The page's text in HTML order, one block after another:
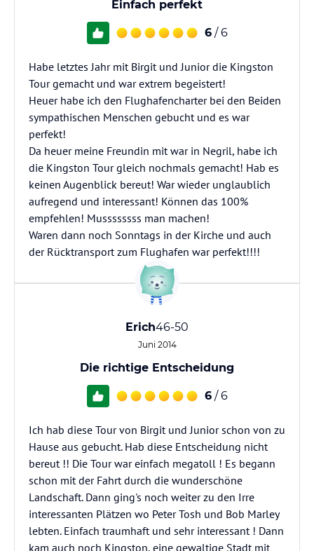
Einfach perfekt
6 / 6
Habe letztes Jahr mit Birgit und Junior die Kingston
Tour gemacht und war extrem begeistert!
Heuer habe ich den Flughafencharter bei den Beiden
sympathischen Menschen gebucht und es war
perfekt!
Da heuer meine Freundin mit war in Negril, habe ich
die Kingston Tour gleich nochmals gemacht! Hab es
keinen Augenblick bereut! War wieder unglaublich
aufregend und interessant! Können das 100%
empfehlen! Mussssssss man machen!
Waren dann noch Sonntags in der Kirche und auch
der Rücktransport zum Flughafen war perfekt!!!!
Erich46-50
Juni 2014
Die richtige Entscheidung
6 / 6
Ich hab diese Tour von Birgit und Junior schon von zu
Hause aus gebucht. Hab diese Entscheidung nicht
bereut !! Die Tour war einfach megatoll ! Es begann
schon mit der Fahrt durch die wunderschöne
Landschaft. Dann ging's noch weiter zu den Irre
interessanten Plätzen wo Peter Tosh und Bob Marley
lebten. Einfach traumhaft und sehr interessant ! Dann
kam auch noch Kingston, eine gewaltige Stadt mit